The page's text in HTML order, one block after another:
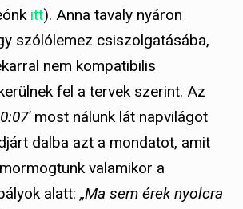
itt). Anna tavaly nyáron
szólólemez csiszolgatásába,
nem kompatibilis
fel a tervek szerint. Az
most nálunk lát napvilágot
dalba azt a mondatot, amit
valamikor a
alatt: „Ma sem érek nyolcra